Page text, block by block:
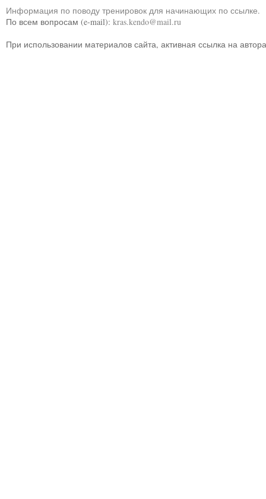
Информация по поводу тренировок для начинающих по ссылке.
По всем вопросам (e-mail): kras.kendo@mail.ru
При использовании материалов сайта, активная ссылка на